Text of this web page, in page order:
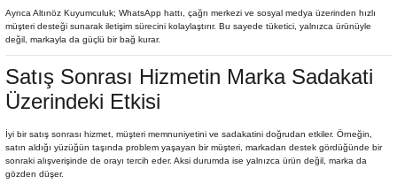
Ayrıca Altınöz Kuyumculuk; WhatsApp hattı, çağrı merkezi ve sosyal medya üzerinden hızlı
müşteri desteği sunarak iletişim sürecini kolaylaştırır. Bu sayede tüketici, yalnızca ürünüyle
değil, markayla da güçlü bir bağ kurar.
Satış Sonrası Hizmetin Marka Sadakati
Üzerindeki Etkisi
İyi bir satış sonrası hizmet, müşteri memnuniyetini ve sadakatini doğrudan etkiler. Örneğin,
satın aldığı yüzüğün taşında problem yaşayan bir müşteri, markadan destek gördüğünde bir
sonraki alışverişinde de orayı tercih eder. Aksi durumda ise yalnızca ürün değil, marka da
gözden düşer.